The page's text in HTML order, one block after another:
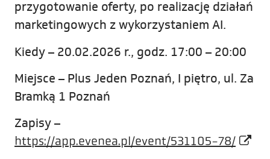
przygotowanie oferty, po realizację działań
marketingowych z wykorzystaniem AI.
Kiedy – 20.02.2026 r., godz. 17:00 – 20:00
Miejsce – Plus Jeden Poznań, I piętro, ul. Za
Bramką 1 Poznań
Zapisy –
https://app.evenea.pl/event/531105-78/